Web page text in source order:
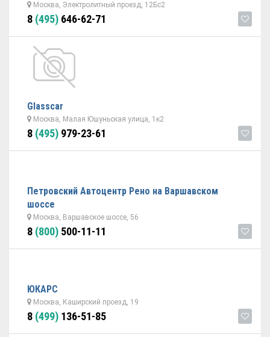
Москва, Электролитный проезд, 12Бс2
8 (495) 646-62-71
Glasscar
Москва, Малая Юшуньская улица, 1к2
8 (495) 979-23-61
Петровский Автоцентр Рено на Варшавском
шоссе
Москва, Варшавское шоссе, 56
8 (800) 500-11-11
ЮКАРС
Москва, Каширский проезд, 19
8 (499) 136-51-85